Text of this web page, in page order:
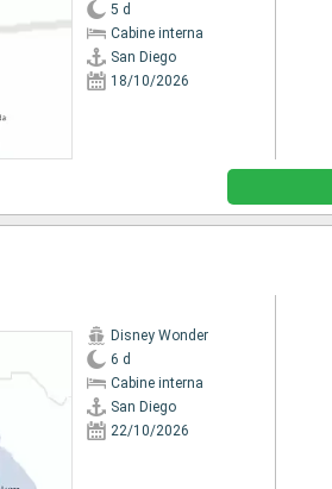
5 d
Cabine interna
San Diego
18/10/2026
Disney Wonder
6 d
Cabine interna
San Diego
22/10/2026